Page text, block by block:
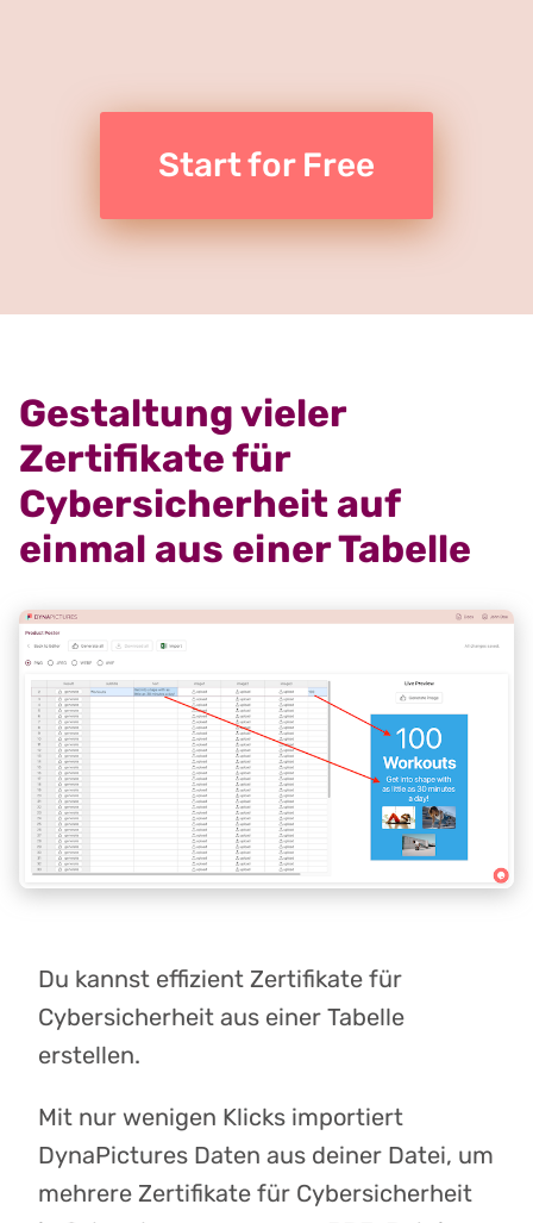
Start for Free
Gestaltung vieler
Zertifikate für
Cybersicherheit auf
einmal aus einer Tabelle
Du kannst effizient Zertifikate für
Cybersicherheit aus einer Tabelle
erstellen.
Mit nur wenigen Klicks importiert
DynaPictures Daten aus deiner Datei, um
mehrere Zertifikate für Cybersicherheit